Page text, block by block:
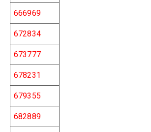
666969
672834
673777
678231
679355
682889